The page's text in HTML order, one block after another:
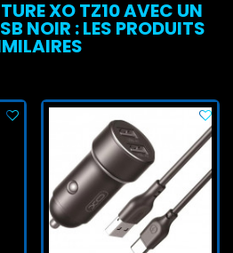
XO TZ10 AVEC UN
NOIR : LES PRODUITS